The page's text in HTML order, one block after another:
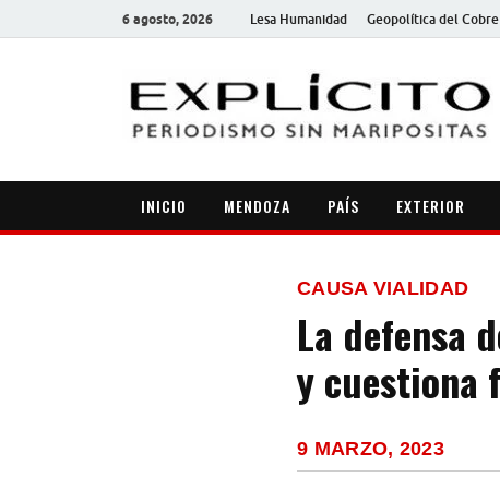
6 agosto, 2026 Lesa Humanidad Geopolítica del Cobre
INICIO MENDOZA PAÍS EXTERIOR
CAUSA VIALIDAD
La defensa
y cuestiona
9 MARZO, 2023